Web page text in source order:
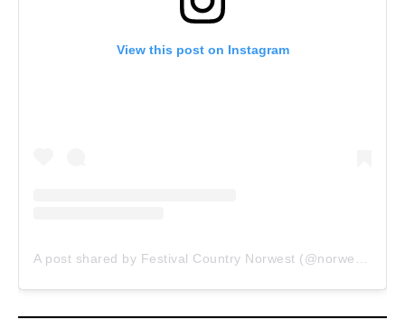
View this post on Instagram